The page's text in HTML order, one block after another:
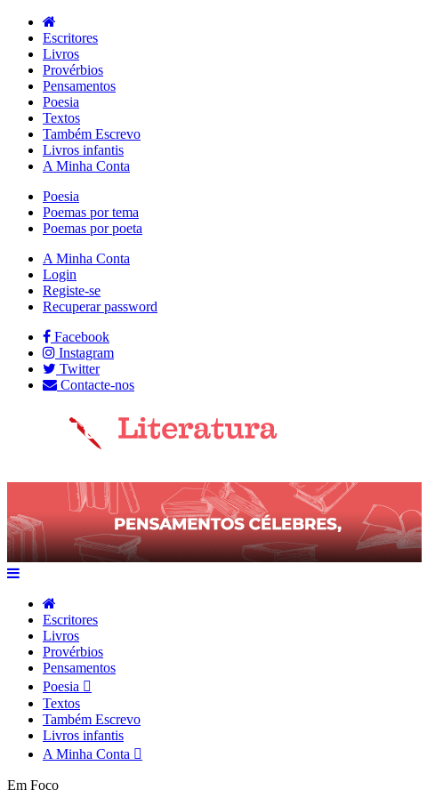
Escritores
Livros
Provérbios
Pensamentos
Poesia
Textos
Também Escrevo
Livros infantis
A Minha Conta
Poesia
Poemas por tema
Poemas por poeta
A Minha Conta
Login
Registe-se
Recuperar password
Facebook
Instagram
Twitter
Contacte-nos
Escritores
Livros
Provérbios
Pensamentos
Poesia
Textos
Também Escrevo
Livros infantis
A Minha Conta
Em Foco